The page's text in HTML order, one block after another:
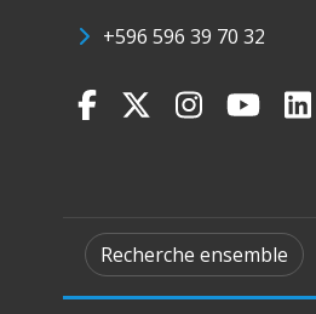
+596 596 39 70 32
Recherche ensemble